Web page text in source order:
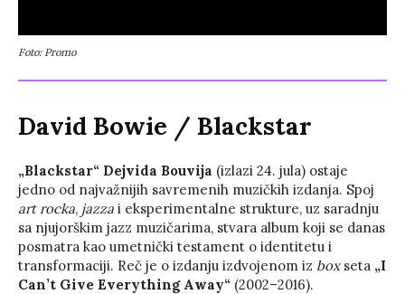
Foto: Promo
David Bowie / Blackstar
„Blackstar“ Dejvida Bouvija (izlazi 24. jula) ostaje
jedno od najvažnijih savremenih muzičkih izdanja. Spoj
art rocka, jazza i eksperimentalne strukture, uz saradnju
sa njujorškim jazz muzičarima, stvara album koji se danas
posmatra kao umetnički testament o identitetu i
transformaciji. Reč je o izdanju izdvojenom iz boxseta „I
Can’t Give Everything Away“ (2002–2016).